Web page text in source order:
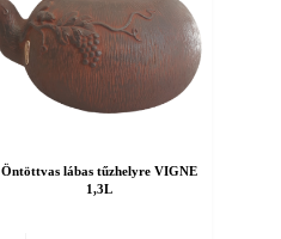
Öntöttvas lábas tűzhelyre VIGNE
1,3L